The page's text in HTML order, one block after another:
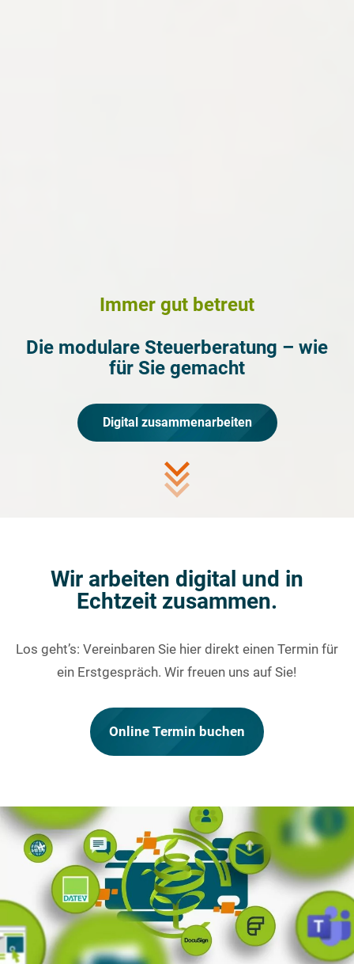
Immer gut betreut
Die modulare Steuerberatung – wie
für Sie gemacht
Digital zusammenarbeiten
Wir arbeiten digital und in
Echtzeit zusammen.
Los geht’s: Vereinbaren Sie hier direkt einen Termin für
ein Erstgespräch. Wir freuen uns auf Sie!
Online Termin buchen